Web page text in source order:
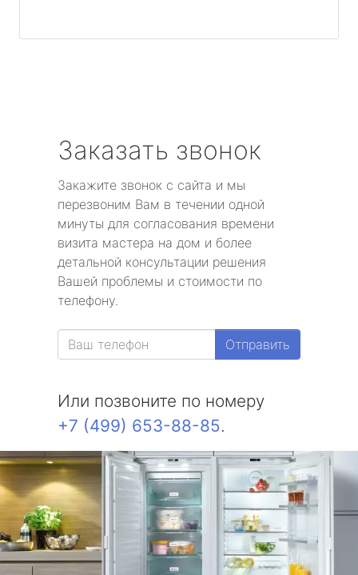
Заказать звонок
Закажите звонок с сайта и мы
перезвоним Вам в течении одной
минуты для согласования времени
визита мастера на дом и более
детальной консультации решения
Вашей проблемы и стоимости по
телефону.
Отправить
Или позвоните по номеру
+7 (499) 653-88-85.